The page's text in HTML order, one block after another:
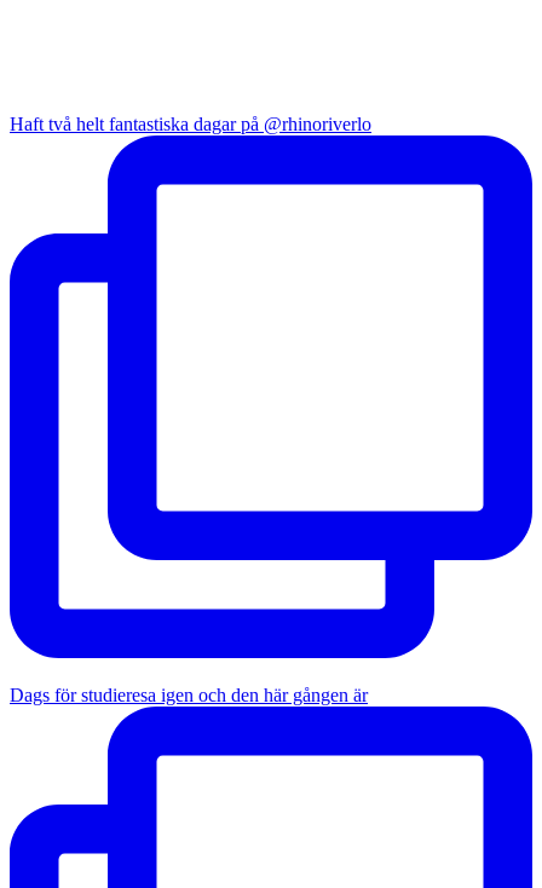
Haft två helt fantastiska dagar på @rhinoriverlo
Dags för studieresa igen och den här gången är